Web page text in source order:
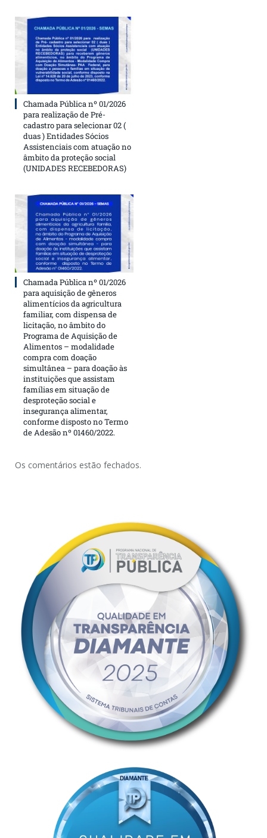
Chamada Pública nº 01/2026
para realização de Pré-
cadastro para selecionar 02 (
duas ) Entidades Sócios
Assistenciais com atuação no
âmbito da proteção social
(UNIDADES RECEBEDORAS)
Chamada Pública nº 01/2026
para aquisição de gêneros
alimentícios da agricultura
familiar, com dispensa de
licitação, no âmbito do
Programa de Aquisição de
Alimentos – modalidade
compra com doação
simultânea – para doação às
instituições que assistam
famílias em situação de
desproteção social e
insegurança alimentar,
conforme disposto no Termo
de Adesão nº 01460/2022.
Os comentários estão fechados.